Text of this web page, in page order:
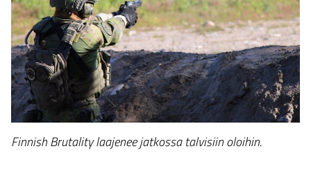
Finnish Brutality laajenee jatkossa talvisiin oloihin.